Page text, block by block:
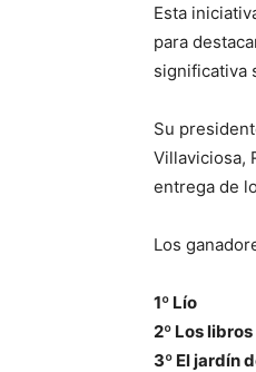
Esta
para
significativa
Su
Villaviciosa,
entrega de
Los
1º Lío
2º Los
3º El jardín